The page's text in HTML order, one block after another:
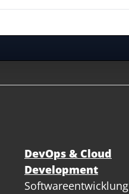
DevOps & Cloud
Development
Softwareentwicklung